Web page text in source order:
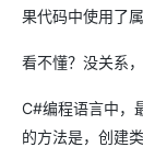
果代码中使用了
看不懂？没关系
C#编程语言中，
的方法是，创建